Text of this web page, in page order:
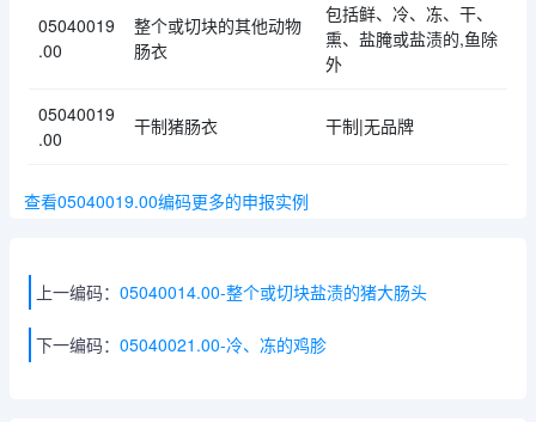
05040019
.00
整个或切块的其他动物
肠衣
包括鲜、冷、冻、干、
熏、盐腌或盐渍的,鱼除
外
05040019
.00
干制猪肠衣 干制|无品牌
查看05040019.00编码更多的申报实例
上一编码： 05040014.00-整个或切块盐渍的猪大肠头
下一编码： 05040021.00-冷、冻的鸡胗